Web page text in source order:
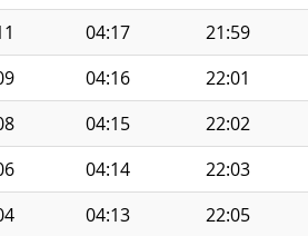
04:17 21:59
04:16 22:01
04:15 22:02
04:14 22:03
04:13 22:05